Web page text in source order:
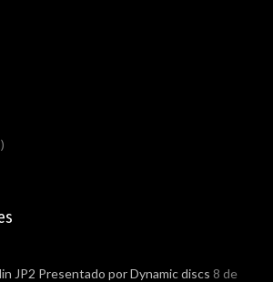
JP2 Presentado por Dynamic discs 8 de